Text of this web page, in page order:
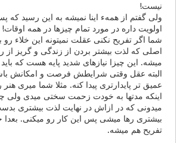
نیست!
ولی گفتم از همهء اینا نمیشه به این رسید
اولویت داره در مورد تمام چیزها در همه اوقات!
شما اگر تفریح نکنی عقلت نمیتونه این خلاء
اصلی که لذت بیشتر بردن از زندگی و گریز
میشه. این چیزا نیازهای شدید پایه هست که
البته عقل وقتی شرایطش فرصت و امکانش
عمیق تر پایدارتری پیدا کنه. مثلا شما میری
اینکه مدتها به خودت زحمت سختی میدی ولی
میدونی که در ازاش در نهایت لذت بیشتری
بیشتری رها میشی پس این کار رو میکنی.
تفریح هم میشه.